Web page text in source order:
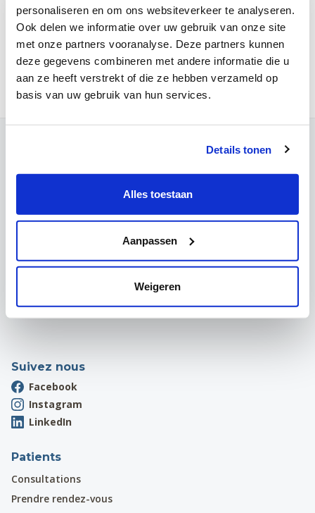
personaliseren en om ons websiteverkeer te analyseren.
Ook delen we informatie over uw gebruik van onze site
met onze partners vooranalyse. Deze partners kunnen
deze gegevens combineren met andere informatie die u
aan ze heeft verstrekt of die ze hebben verzameld op
basis van uw gebruik van hun services.
Details tonen
Alles toestaan
Aanpassen
Weigeren
Vendredi
Prendre rendez-vous par téléphone:016 31 01 00
Campus Louvain
Maria Theresiastraat 63 A
Onthaal:016 31 01 00
Campus Wezembeek-Oppem
Hardstraat 12
1970 Wezembeek-Oppem
Suivez nous
Facebook
Instagram
LinkedIn
Patients
Consultations
Prendre rendez-vous